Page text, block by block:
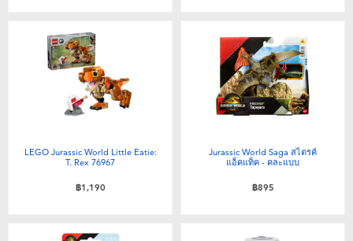
LEGO Jurassic World Little Eatie:
T. Rex 76967
฿1,190
Jurassic World Saga สไตรค์
แอ็คแท็ค - คละแบบ
฿895